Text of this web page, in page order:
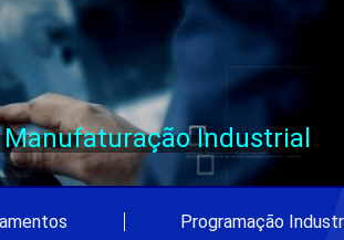
Manufaturação Industrial
Programação